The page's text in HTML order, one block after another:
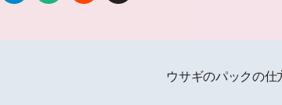
ウサギのパックの